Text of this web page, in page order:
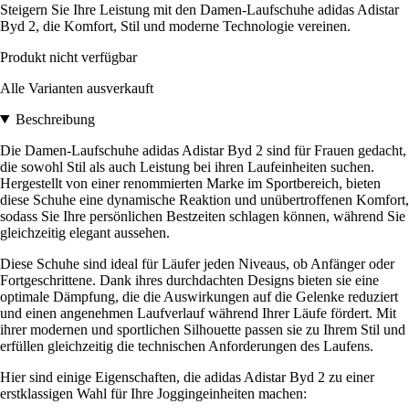
Steigern Sie Ihre Leistung mit den Damen-Laufschuhe adidas Adistar
Byd 2, die Komfort, Stil und moderne Technologie vereinen.
Produkt nicht verfügbar
Alle Varianten ausverkauft
Beschreibung
Die Damen-Laufschuhe adidas Adistar Byd 2 sind für Frauen gedacht,
die sowohl Stil als auch Leistung bei ihren Laufeinheiten suchen.
Hergestellt von einer renommierten Marke im Sportbereich, bieten
diese Schuhe eine dynamische Reaktion und unübertroffenen Komfort,
sodass Sie Ihre persönlichen Bestzeiten schlagen können, während Sie
gleichzeitig elegant aussehen.
Diese Schuhe sind ideal für Läufer jeden Niveaus, ob Anfänger oder
Fortgeschrittene. Dank ihres durchdachten Designs bieten sie eine
optimale Dämpfung, die die Auswirkungen auf die Gelenke reduziert
und einen angenehmen Laufverlauf während Ihrer Läufe fördert. Mit
ihrer modernen und sportlichen Silhouette passen sie zu Ihrem Stil und
erfüllen gleichzeitig die technischen Anforderungen des Laufens.
Hier sind einige Eigenschaften, die adidas Adistar Byd 2 zu einer
erstklassigen Wahl für Ihre Joggingeinheiten machen: